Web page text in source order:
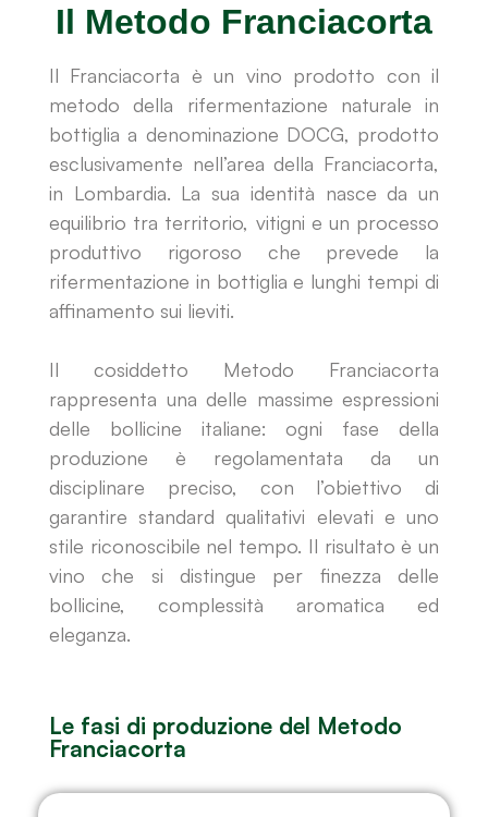
Il Metodo Franciacorta
Il Franciacorta è un vino prodotto con il
metodo della rifermentazione naturale in
bottiglia a denominazione DOCG, prodotto
esclusivamente nell’area della Franciacorta,
in Lombardia. La sua identità nasce da un
equilibrio tra territorio, vitigni e un processo
produttivo rigoroso che prevede la
rifermentazione in bottiglia e lunghi tempi di
affinamento sui lieviti.
Il cosiddetto Metodo Franciacorta
rappresenta una delle massime espressioni
delle bollicine italiane: ogni fase della
produzione è regolamentata da un
disciplinare preciso, con l’obiettivo di
garantire standard qualitativi elevati e uno
stile riconoscibile nel tempo. Il risultato è un
vino che si distingue per finezza delle
bollicine, complessità aromatica ed
eleganza.
Le fasi di produzione del Metodo
Franciacorta